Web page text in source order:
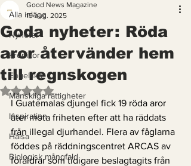
Alla inlägg
Nyheter
Krönikor
Engelska
Mänskliga rättigheter
Inspiration
Hälsa
Biologisk mångfald
Goda nyheter: Röda
aror återvänder hem
till regnskogen
Good News Magazine
19 aug. 2025
Betygsatt till NaN av 5 stjärnor.
I Guatemalas djungel fick 19 röda aror
åter möta friheten efter att ha räddats
från illegal djurhandel. Flera av fåglarna
föddes på räddningscentret ARCAS av
föräldrar som tidigare beslagtagits från